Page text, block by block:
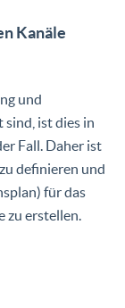
Kanäle
und
ist dies in
Fall. Daher ist
definieren und
für das
zu erstellen.